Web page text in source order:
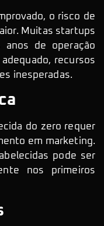
o risco de
Muitas startups
anos de operação
recursos
inesperadas.
do zero requer
em marketing.
pode ser
nos primeiros